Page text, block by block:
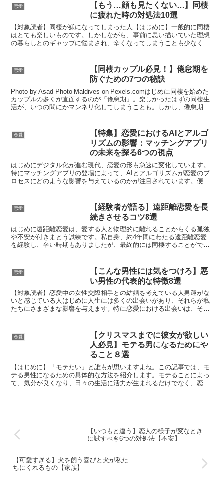
恋愛
【もう…顔も見たくない…】同棲
に疲れた時の対処法10選
【対象読者】同棲が嫌になってしまった人【はじめに】一般的に同棲
はとても楽しいものです。しかしながら、事前に思い描いていた理想
の暮らしとのギャップに悩まされ、辛くなってしまうことも少なくあ
恋愛
【同棲カップル必見！】倦怠期を
防ぐための7つの秘訣
Photo by Asad Photo Maldives on Pexels.comはじめに同棲を始めた
カップルの多くが直面するのが「倦怠期」。楽しかったはずの同棲生
活が、いつの間にかマンネリ化してしまうことも。しかし、倦怠期を
恋愛
【特集】恋愛におけるAIとアルゴ
リズムの影響：マッチングアプリ
の未来を探る6つの視点
はじめにデジタル化が進む現代、恋愛の形も急速に変化しています。
特にマッチングアプリの登場によって、AIとアルゴリズムが恋愛のプ
ロセスにどのような影響を与えているのかが注目されています。便利
恋愛
【経験者が語る】遠距離恋愛を長
続きさせるコツ8選
はじめに遠距離恋愛は、愛する人と物理的に離れることからくる孤独
や不安が付きまとう試練です。私自身、約4年間にわたる遠距離恋愛
を経験し、辛い時期もありましたが、最終的には同棲することができ
恋愛
【こんな男性には気をつけろ】悪
い男性の代表的な特徴8選
【対象読者】恋愛中の女性交際相手との結婚を考えている人男運がな
いと感じている人はじめに人生には多くの出会いがあり、それらが私
たちにさまざまな影響を与えます。特に恋愛における出会いは、その
恋愛
【クリスマスまでに彼女が欲しい
人必見】モテる男になるためにや
ること８選
【はじめに】「モテたい」と誰もが思いますよね。この記事では、モ
テる男性になるための具体的な方法を紹介します。モテることによっ
て、気分が良くなり、日々の生活に活力が生まれるだけでなく、恋人
【いつもと違う】恋人の様子が変なとき
に試すべき6つの対処法【不安】
【可愛すぎる】犬を飼う喜びと犬が私た
ちにくれるもの【家族】